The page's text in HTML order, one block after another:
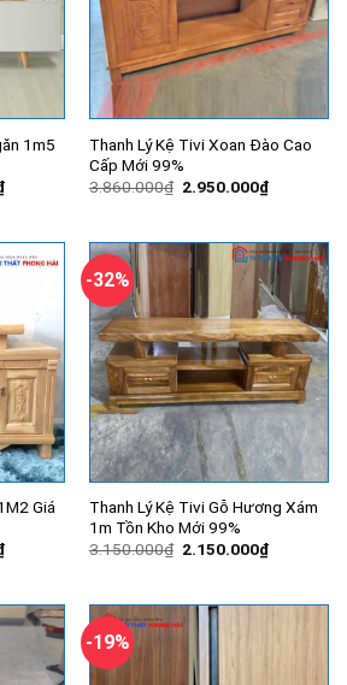
1m5
Giá
hiện
1.800.000₫.
Thanh Lý Kệ Tivi Xoan Đào Cao
Cấp Mới 99%
3.860.000₫ Giá
2.950.000₫Giá
hiện
Giá
Giá
hiện
2.400.000₫.
-32%
Thanh Lý Kệ Tivi Gỗ Hương Xám
1m Tồn Kho Mới 99%
3.150.000₫ Giá
2.150.000₫Giá
hiện
-19%